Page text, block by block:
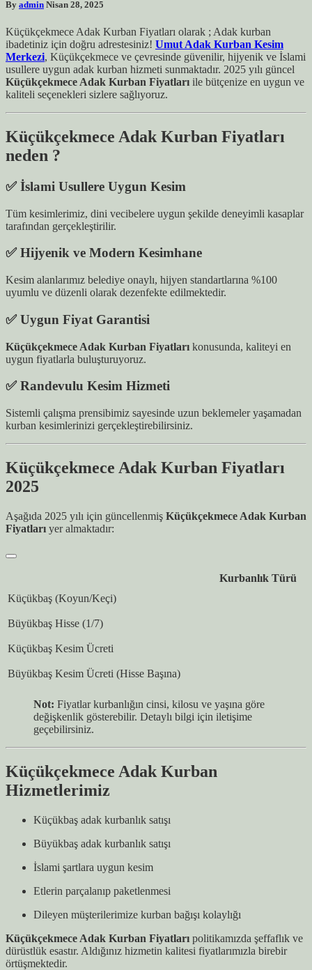
By admin Nisan 28, 2025
Küçükçekmece Adak Kurban Fiyatları olarak ; Adak kurban
ibadetiniz için doğru adrestesiniz! Umut Adak Kurban Kesim
Merkezi, Küçükçekmece ve çevresinde güvenilir, hijyenik ve İslami
usullere uygun adak kurban hizmeti sunmaktadır. 2025 yılı güncel
Küçükçekmece Adak Kurban Fiyatları ile bütçenize en uygun ve
kaliteli seçenekleri sizlere sağlıyoruz.
Küçükçekmece Adak Kurban Fiyatları
neden ?
✅ İslami Usullere Uygun Kesim
Tüm kesimlerimiz, dini vecibelere uygun şekilde deneyimli kasaplar
tarafından gerçekleştirilir.
✅ Hijyenik ve Modern Kesimhane
Kesim alanlarımız belediye onaylı, hijyen standartlarına %100
uyumlu ve düzenli olarak dezenfekte edilmektedir.
✅ Uygun Fiyat Garantisi
Küçükçekmece Adak Kurban Fiyatları konusunda, kaliteyi en
uygun fiyatlarla buluşturuyoruz.
✅ Randevulu Kesim Hizmeti
Sistemli çalışma prensibimiz sayesinde uzun beklemeler yaşamadan
kurban kesimlerinizi gerçekleştirebilirsiniz.
Küçükçekmece Adak Kurban Fiyatları
2025
Aşağıda 2025 yılı için güncellenmiş Küçükçekmece Adak Kurban
Fiyatları yer almaktadır:
Kurbanlık Türü
Küçükbaş (Koyun/Keçi)
Büyükbaş Hisse (1/7)
Küçükbaş Kesim Ücreti
Büyükbaş Kesim Ücreti (Hisse Başına)
Not: Fiyatlar kurbanlığın cinsi, kilosu ve yaşına göre
değişkenlik gösterebilir. Detaylı bilgi için iletişime
geçebilirsiniz.
Küçükçekmece Adak Kurban
Hizmetlerimiz
Küçükbaş adak kurbanlık satışı
Büyükbaş adak kurbanlık satışı
İslami şartlara uygun kesim
Etlerin parçalanıp paketlenmesi
Dileyen müşterilerimize kurban bağışı kolaylığı
Küçükçekmece Adak Kurban Fiyatları politikamızda şeffaflık ve
dürüstlük esastır. Aldığınız hizmetin kalitesi fiyatlarımızla birebir
örtüşmektedir.